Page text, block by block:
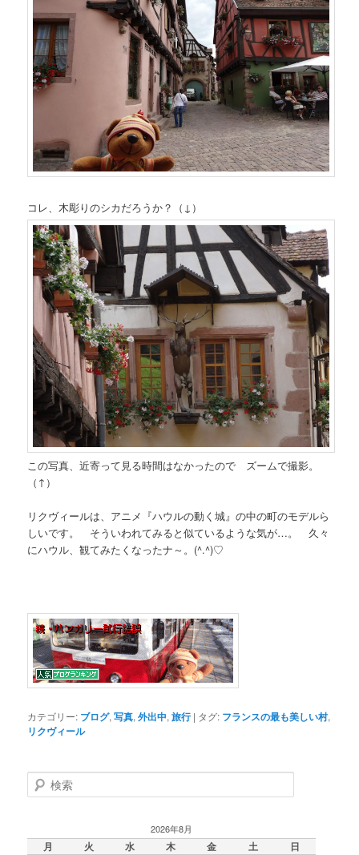
コレ、木彫りのシカだろうか？（↓）
この写真、近寄って見る時間はなかったので ズームで撮影。
（↑）
リクヴィールは、アニメ『ハウルの動く城』の中の町のモデルら
しいです。 そういわれてみると似ているような気が…。 久々
にハウル、観てみたくなったナ～。(^.^)♡
カテゴリー: ブログ,写真,外出中,旅行 | タグ: フランスの最も美しい村,
リクヴィール
検
索
2026年8月
月 火 水 木 金 土 日